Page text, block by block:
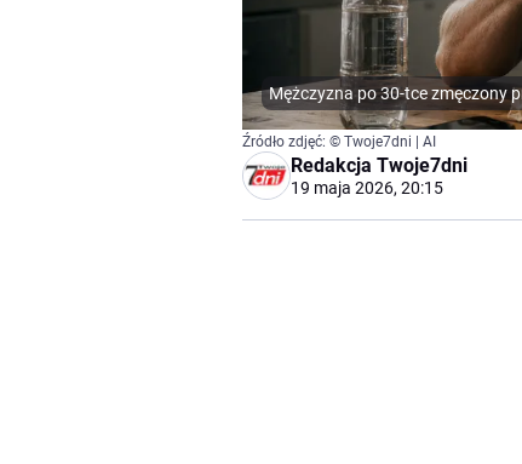
Mężczyzna po 30-tce zmęczony
Źródło zdjęć: © Twoje7dni | AI
Redakcja Twoje7dni
19 maja 2026, 20:15